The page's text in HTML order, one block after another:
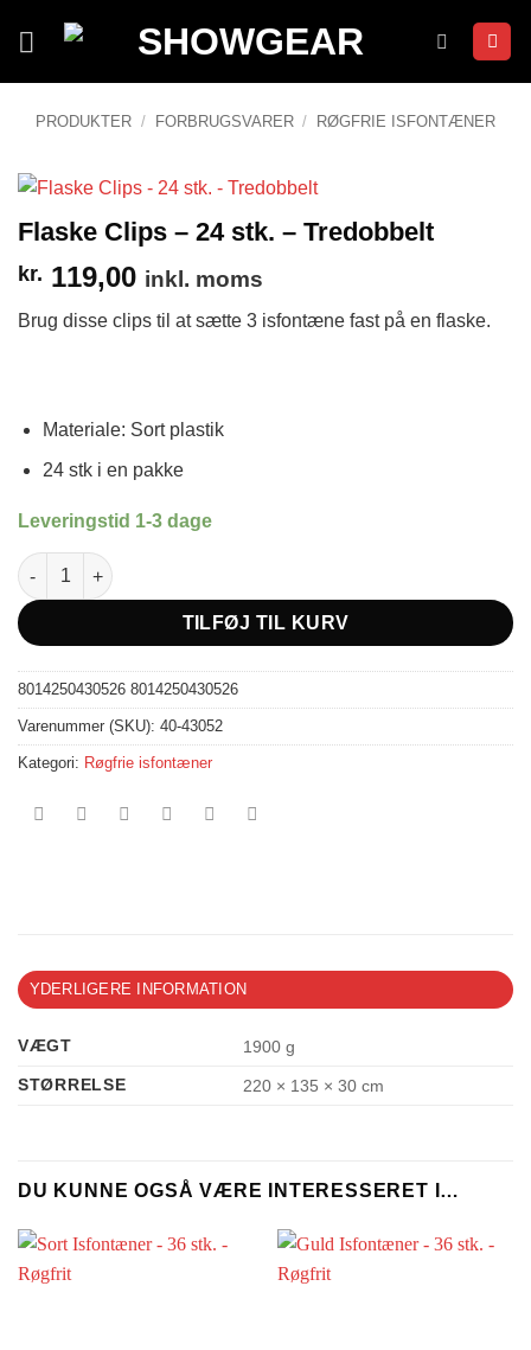
PRODUKTER / FORBRUGSVARER / RØGFRIE ISFONTÆNER
Flaske Clips – 24 stk. – Tredobbelt
kr. 119,00 inkl. moms
Brug disse clips til at sætte 3 isfontæne fast på en flaske.
Materiale: Sort plastik
24 stk i en pakke
Leveringstid 1-3 dage
Flaske Clips - 24 stk. - Tredobbelt antal
TILFØJ TIL KURV
8014250430526 8014250430526
Varenummer (SKU): 40-43052
Kategori: Røgfrie isfontæner
YDERLIGERE INFORMATION
VÆGT
1900 g
STØRRELSE
220 × 135 × 30 cm
DU KUNNE OGSÅ VÆRE INTERESSERET I…